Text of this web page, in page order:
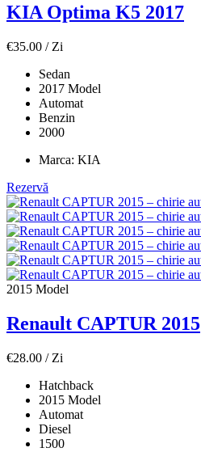
KIA Optima K5 2017
€35.00 / Zi
Sedan
2017 Model
Automat
Benzin
2000
Marca: KIA
Rezervă
2015 Model
Renault CAPTUR 2015
€28.00 / Zi
Hatchback
2015 Model
Automat
Diesel
1500